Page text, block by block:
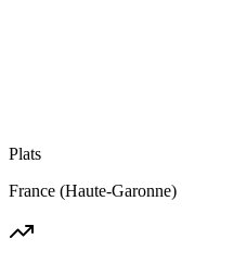
Plats
France (Haute-Garonne)